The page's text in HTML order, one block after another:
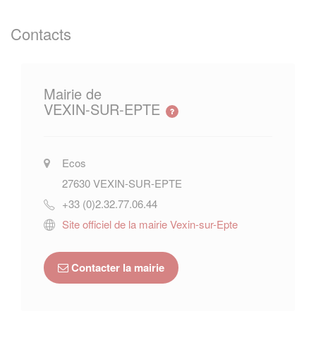
Contacts
Mairie de
VEXIN-SUR-EPTE
Ecos
27630VEXIN-SUR-EPTE
+33 (0)2.32.77.06.44
Site officiel de la mairie Vexin-sur-Epte
Contacter la mairie